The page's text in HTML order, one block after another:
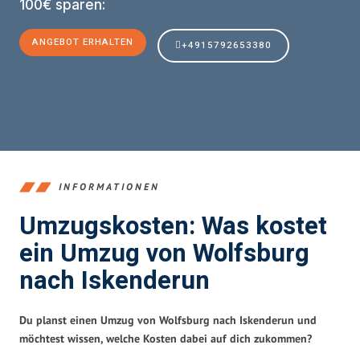
100€ sparen:
ANGEBOT ERHALTEN +4915792653380
INFORMATIONEN
Umzugskosten: Was kostet
ein Umzug von Wolfsburg
nach Iskenderun
Du planst einen Umzug von Wolfsburg nach Iskenderun und
möchtest wissen, welche Kosten dabei auf dich zukommen?